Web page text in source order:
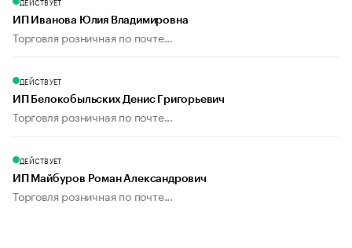
ИП Иванова Юлия Владимировна
Торговля розничная по почте...
ДЕЙСТВУЕТ
ИП Белокобыльских Денис Григорьевич
Торговля розничная по почте...
ДЕЙСТВУЕТ
ИП Майбуров Роман Александрович
Торговля розничная по почте...